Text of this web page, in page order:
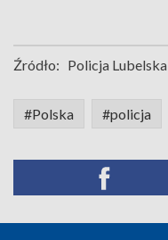
Źródło: Policja Lubelska
#Polska #policja